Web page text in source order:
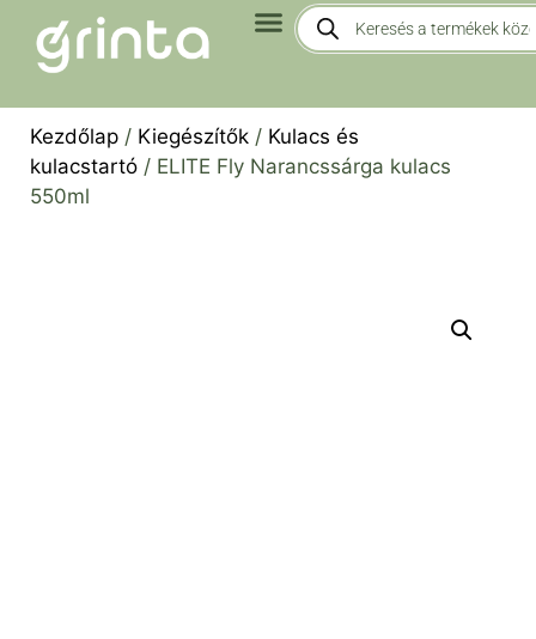
Kezdőlap / Kiegészítők / Kulacs és
kulacstartó / ELITE Fly Narancssárga kulacs
550ml